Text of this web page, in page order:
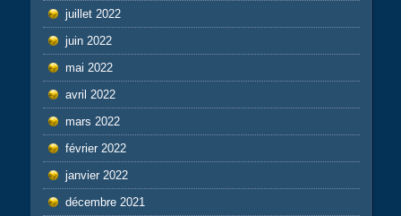
juillet 2022
juin 2022
mai 2022
avril 2022
mars 2022
février 2022
janvier 2022
décembre 2021